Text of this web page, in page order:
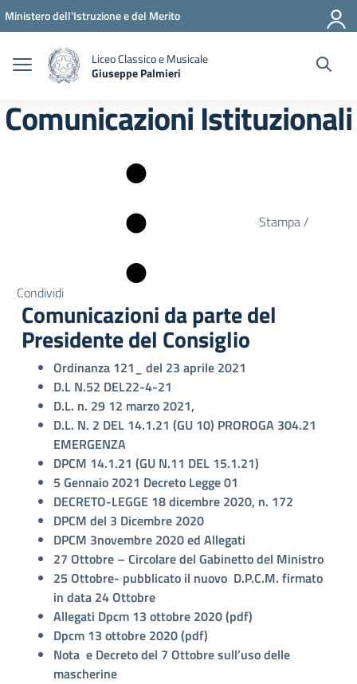
Vai ai contenuti
Vai al menu di navigazione
Vai al footer
Ministero dell'Istruzione e del Merito
Liceo Classico e Musicale
Giuseppe Palmieri
Comunicazioni Istituzionali
Stampa /
Condividi
Comunicazioni da parte del
Presidente del Consiglio
Ordinanza 121_ del 23 aprile 2021
D.L N.52 DEL22-4-21
D.L. n. 29 12 marzo 2021,
D.L. N. 2 DEL 14.1.21 (GU 10) PROROGA 304.21
EMERGENZA
DPCM 14.1.21 (GU N.11 DEL 15.1.21)
5 Gennaio 2021 Decreto Legge 01
DECRETO-LEGGE 18 dicembre 2020, n. 172
DPCM del 3 Dicembre 2020
DPCM 3novembre 2020ed Allegati
27 Ottobre – Circolare del Gabinetto del Ministro
25 Ottobre- pubblicato il nuovo D.P.C.M. firmato
in data 24 Ottobre
Allegati Dpcm 13 ottobre 2020 (pdf)
Dpcm 13 ottobre 2020 (pdf)
Nota e Decreto del 7 Ottobre sull’uso delle
mascherine